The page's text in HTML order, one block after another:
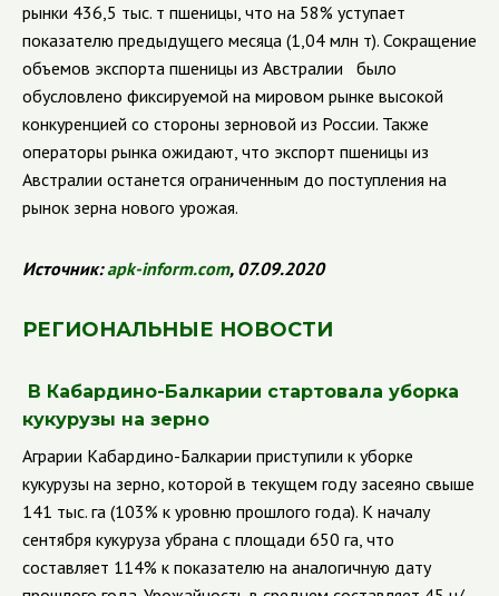
рынки 436,5 тыс. т пшеницы, что на 58% уступает
показателю предыдущего месяца (1,04 млн т). Сокращение
объемов экспорта пшеницы из Австралии было
обусловлено фиксируемой на мировом рынке высокой
конкуренцией со стороны зерновой из России. Также
операторы рынка ожидают, что экспорт пшеницы из
Австралии останется ограниченным до поступления на
рынок зерна нового урожая.
Источник:apk-inform.com, 07.09.2020
РЕГИОНАЛЬНЫЕ НОВОСТИ
В Кабардино-Балкарии стартовала уборка
кукурузы на зерно
Аграрии Кабардино-Балкарии приступили к уборке
кукурузы на зерно, которой в текущем году засеяно свыше
141 тыс. га (103% к уровню прошлого года). К началу
сентября кукуруза убрана с площади 650 га, что
составляет 114% к показателю на аналогичную дату